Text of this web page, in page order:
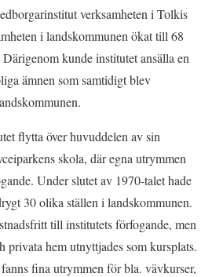
verksamheten i Tolkis
i landskommunen ökat till 68
kunde institutet ansälla en
ämnen som samtidigt blev
flytta över huvuddelen av sin
skola, där egna utrymmen
Under slutet av 1970-talet hade
30 olika ställen i landskommunen.
till institutets förfogande, men
privata hem utnyttjades som kursplats.
fina utrymmen för bla. vävkurser,